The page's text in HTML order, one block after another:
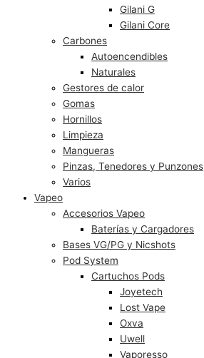
Gilani G
Gilani Core
Carbones
Autoencendibles
Naturales
Gestores de calor
Gomas
Hornillos
Limpieza
Mangueras
Pinzas, Tenedores y Punzones
Varios
Vapeo
Accesorios Vapeo
Baterías y Cargadores
Bases VG/PG y Nicshots
Pod System
Cartuchos Pods
Joyetech
Lost Vape
Oxva
Uwell
Vaporesso